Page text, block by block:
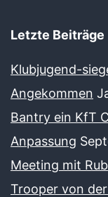
Letzte Beiträge
Klubjugend-
Angekommen
Bantry ein KfT
Anpassung
Meeting mit
Trooper von